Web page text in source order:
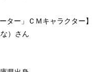
ター」ＣＭキャラクター】
）さん